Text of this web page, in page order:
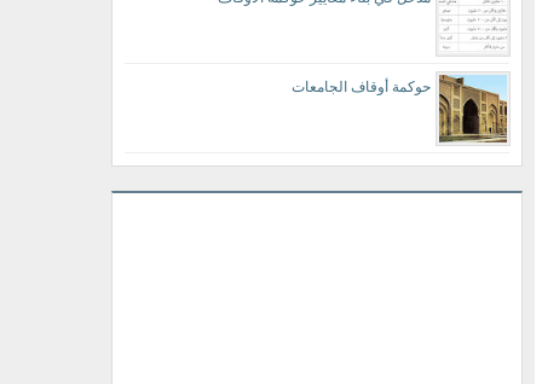
حوكمة أوقاف الجامعات